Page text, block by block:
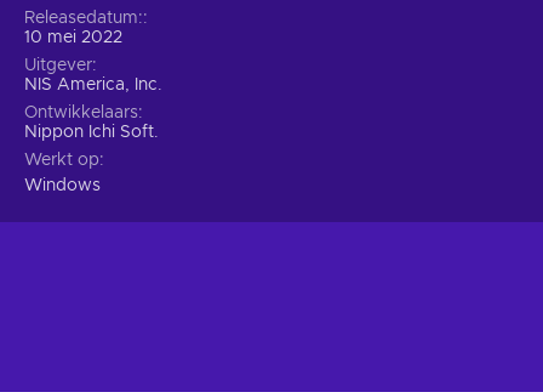
Releasedatum:
10 mei 2022
Uitgever
NIS America, Inc.
Ontwikkelaars
Nippon Ichi Soft.
Werkt op
Windows